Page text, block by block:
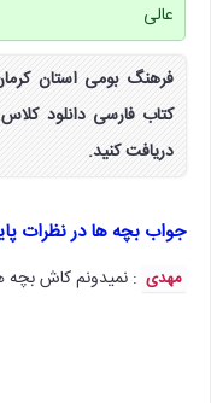
عالی
فرهنگ بومی استان
دریافت کنید.
جواب بچه ها در نظرات
مهدی : نمیدونم کاش بچه